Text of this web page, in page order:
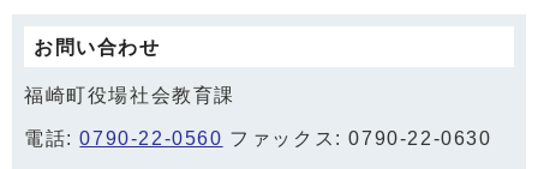
お問い合わせ
福崎町役場社会教育課
電話:0790-22-0560 ファックス: 0790-22-0630